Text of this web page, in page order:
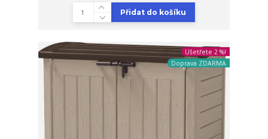
Přidat do košíku
Ušetřete 2 %!
Doprava ZDARMA